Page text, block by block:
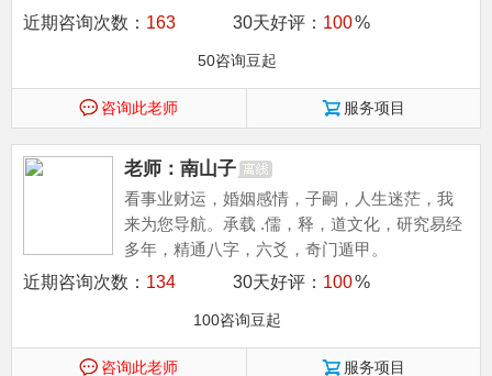
很多不为人知的秘密
近期咨询次数： 163 30天好评： 100%
50咨询豆起
咨询此老师 服务项目
老师：南山子
看事业财运，婚姻感情，子嗣，人生迷茫，我
来为您导航。承载 .儒，释，道文化，研究易经
多年，精通八字，六爻，奇门遁甲。
近期咨询次数： 134 30天好评： 100%
100咨询豆起
咨询此老师 服务项目